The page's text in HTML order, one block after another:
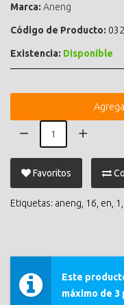
Marca: Aneng
Código de Producto:
Existencia: Disponible
Favoritos
Etiquetas: aneng 16 en 1
Este
máximo de